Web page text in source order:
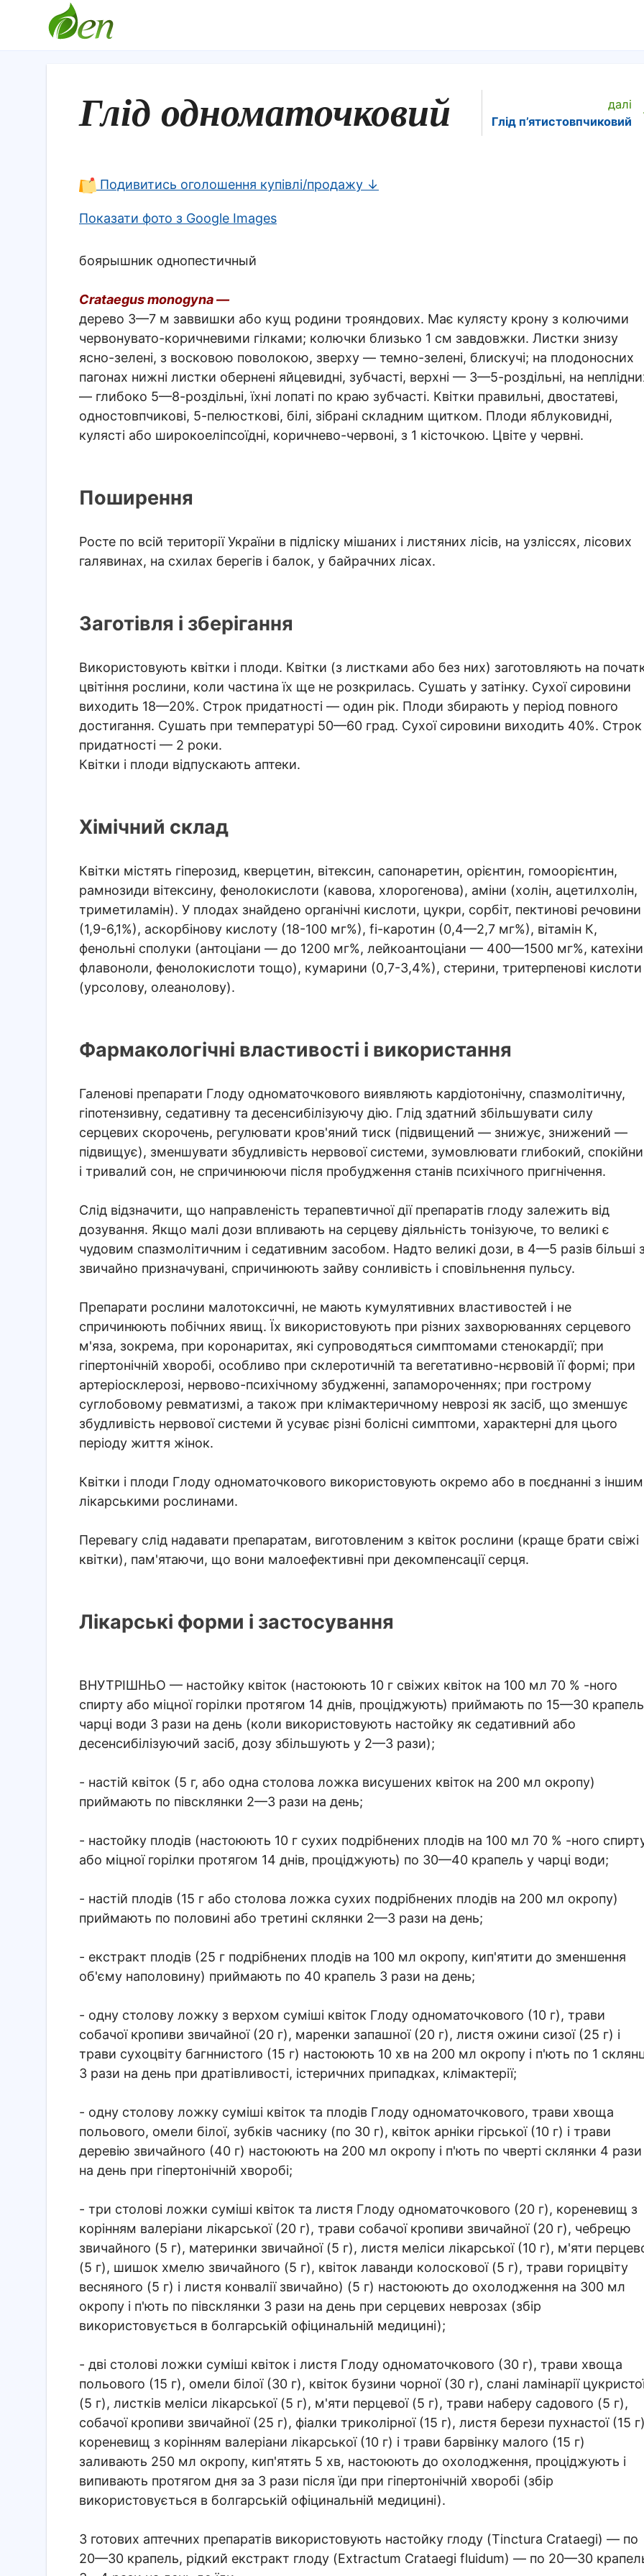
Глід одноматочковий
далі
Глід п’ятистовпчиковий
Подивитись оголошення купівлі/продажу ↓
Показати фото з Google Images
боярышник однопестичный
Crataegus monogyna —
дерево 3—7 м заввишки або кущ родини трояндових. Має кулясту крону з колючими
червонувато-коричневими гілками; колючки близько 1 см завдовжки. Листки знизу
ясно-зелені, з восковою поволокою, зверху — темно-зелені, блискучі; на плодоносних
пагонах нижні листки обернені яйцевидні, зубчасті, верхні — 3—5-роздільні, на
— глибоко 5—8-роздільні, їхні лопаті по краю зубчасті. Квітки правильні, двостатеві,
одностовпчикові, 5-пелюсткові, білі, зібрані складним щитком. Плоди яблуковидні,
кулясті або широкоеліпсоїдні, коричнево-червоні, з 1 кісточкою. Цвіте у червні.
Поширення
Росте по всій території України в підліску мішаних і листяних лісів, на узліссях, лісових
галявинах, на схилах берегів і балок, у байрачних лісах.
Заготівля і зберігання
Використовують квітки і плоди. Квітки (з листками або без них) заготовляють на
цвітіння рослини, коли частина їх ще не розкрилась. Сушать у затінку. Сухої сировини
виходить 18—20%. Строк придатності — один рік. Плоди збирають у період повного
достигання. Сушать при температурі 50—60 град. Сухої сировини виходить 40%. Строк
придатності — 2 роки.
Квітки і плоди відпускають аптеки.
Хімічний склад
Квітки містять гіперозид, кверцетин, вітексин, сапонаретин, орієнтин, гомоорієнтин,
рамнозиди вітексину, фенолокислоти (кавова, хлорогенова), аміни (холін, ацетилхолін,
триметиламін). У плодах знайдено органічні кислоти, цукри, сорбіт, пектинові речовини
(1,9-6,1%), аскорбінову кислоту (18-100 мг%), fi-каротин (0,4—2,7 мг%), вітамін К,
фенольні сполуки (антоціани — до 1200 мг%, лейкоантоціани — 400—1500 мг%,
флавоноли, фенолокислоти тощо), кумарини (0,7-3,4%), стерини, тритерпенові кислоти
(урсолову, олеанолову).
Фармакологічні властивості і використання
Галенові препарати Глоду одноматочкового виявляють кардіотонічну, спазмолітичну,
гіпотензивну, седативну та десенсибілізуючу дію. Глід здатний збільшувати силу
серцевих скорочень, регулювати кров'яний тиск (підвищений — знижує, знижений —
підвищує), зменшувати збудливість нервової системи, зумовлювати глибокий,
і тривалий сон, не спричинюючи після пробудження станів психічного пригнічення.
Слід відзначити, що направленість терапевтичної дії препаратів глоду залежить від
дозування. Якщо малі дози впливають на серцеву діяльність тонізуюче, то великі є
чудовим спазмолітичним і седативним засобом. Надто великі дози, в 4—5 разів більші
звичайно призначувані, спричинюють зайву сонливість і сповільнення пульсу.
Препарати рослини малотоксичні, не мають кумулятивних властивостей і не
спричинюють побічних явищ. Їх використовують при різних захворюваннях серцевого
м'яза, зокрема, при коронаритах, які супроводяться симптомами стенокардії; при
гіпертонічній хворобі, особливо при склеротичній та вегетативно-нєрвовій її формі; при
артеріосклерозі, нервово-психічному збудженні, запамороченнях; при гострому
суглобовому ревматизмі, а також при клімактеричному неврозі як засіб, що зменшує
збудливість нервової системи й усуває різні болісні симптоми, характерні для цього
періоду життя жінок.
Квітки і плоди Глоду одноматочкового використовують окремо або в поєднанні з
лікарськими рослинами.
Перевагу слід надавати препаратам, виготовленим з квіток рослини (краще брати свіжі
квітки), пам'ятаючи, що вони малоефективні при декомпенсації серця.
Лікарські форми і застосування
ВНУТРІШНЬО — настойку квіток (настоюють 10 г свіжих квіток на 100 мл 70 % -ного
спирту або міцної горілки протягом 14 днів, проціджують) приймають по 15—30
чарці води 3 рази на день (коли використовують настойку як седативний або
десенсибілізуючий засіб, дозу збільшують у 2—З рази);
- настій квіток (5 г, або одна столова ложка висушених квіток на 200 мл окропу)
приймають по півсклянки 2—3 рази на день;
- настойку плодів (настоюють 10 г сухих подрібнених плодів на 100 мл 70 % -ного
або міцної горілки протягом 14 днів, проціджують) по 30—40 крапель у чарці води;
- настій плодів (15 г або столова ложка сухих подрібнених плодів на 200 мл окропу)
приймають по половині або третині склянки 2—3 рази на день;
- екстракт плодів (25 г подрібнених плодів на 100 мл окропу, кип'ятити до зменшення
об'єму наполовину) приймають по 40 крапель 3 рази на день;
- одну столову ложку з верхом суміші квіток Глоду одноматочкового (10 г), трави
собачої кропиви звичайної (20 г), маренки запашної (20 г), листя ожини сизої (25 г) і
трави сухоцвіту багннистого (15 г) настоюють 10 хв на 200 мл окропу і п'ють по 1
3 рази на день при дратівливості, істеричних припадках, клімактерії;
- одну столову ложку суміші квіток та плодів Глоду одноматочкового, трави хвоща
польового, омели білої, зубків часнику (по 30 г), квіток арніки гірської (10 г) і трави
деревію звичайного (40 г) настоюють на 200 мл окропу і п'ють по чверті склянки 4 рази
на день при гіпертонічній хворобі;
- три столові ложки суміші квіток та листя Глоду одноматочкового (20 г), кореневищ з
корінням валеріани лікарської (20 г), трави собачої кропиви звичайної (20 г), чебрецю
звичайного (5 г), материнки звичайної (5 г), листя меліси лікарської (10 г), м'яти
(5 г), шишок хмелю звичайного (5 г), квіток лаванди колоскової (5 г), трави горицвіту
весняного (5 г) і листя конвалії звичайно) (5 г) настоюють до охолодження на 300 мл
окропу і п'ють по півсклянки 3 рази на день при серцевих неврозах (збір
використовується в болгарській офіцинальній медицині);
- дві столові ложки суміші квіток і листя Глоду одноматочкового (30 г), трави хвоща
польового (15 г), омели білої (30 г), квіток бузини чорної (30 г), слані ламінарії
(5 г), листків меліси лікарської (5 г), м'яти перцевої (5 г), трави наберу садового (5 г),
собачої кpoпиви звичайної (25 г), фіалки триколірної (15 г), листя берези пухнастої (15
кореневищ з корінням валеріани лікарської (10 г) і трави барвінку малого (15 г)
заливають 250 мл окропу, кип'ятять 5 хв, настоюють до охолодження, проціджують і
випивають протягом дня за 3 рази після їди при гіпертонічній хворобі (збір
використовується в болгарській офіцинальній медицині).
З готових аптечних препаратів використовують настойку глоду (Tinctura Crataegi) — по
20—30 крапель, рідкий екстракт глоду (Extractum Crataegi fluidum) — по 20—30